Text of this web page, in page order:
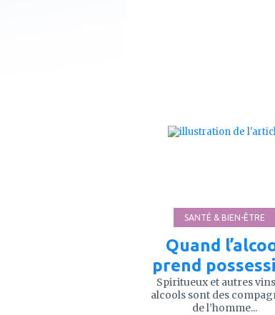
SANTÉ & BIEN-ÊTRE
Quand
prend
Spiritueux et autres
alcools sont des
de l’homme...